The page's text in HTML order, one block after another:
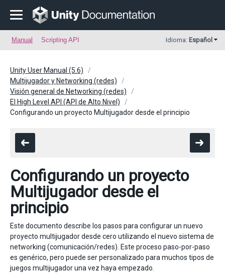
Manual Scripting API Idioma: Español
Unity User Manual (5.6)
Multijugador y Networking (redes)
Visión general de Networking (redes)
El High Level API (API de Alto Nivel)
Configurando un proyecto Multijugador desde el principio
Configurando un proyecto
Multijugador desde el
principio
Este documento describe los pasos para configurar un nuevo
proyecto multijugador desde cero utilizando el nuevo sistema de
networking (comunicación/redes). Este proceso paso-por-paso
es genérico, pero puede ser personalizado para muchos tipos de
juegos multijugador una vez haya empezado.